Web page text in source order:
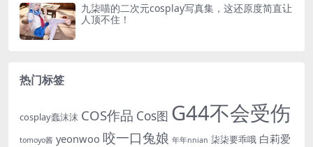
九柒喵的二次元cosplay写真集，这还原度简直让
人顶不住！
热门标签
cosplay蠢沫沫 COS作品 Cos图 G44不会受伤
tomoyo酱 yeonwoo 咬一口兔娘 年年nnian 柒柒要乖哦 白莉爱